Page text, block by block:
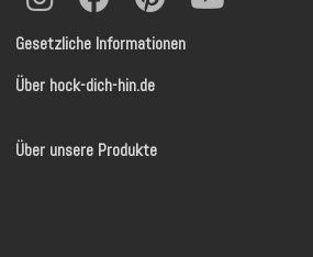
Gesetzliche Informationen
Über hock-dich-hin.de
Über unsere Produkte